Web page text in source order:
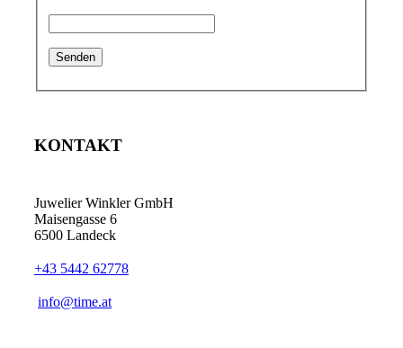
KONTAKT
Juwelier Winkler GmbH
Maisengasse 6
6500 Landeck
+43 5442 62778
info@time.at